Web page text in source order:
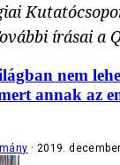
írásai a
nem
annak az
2019. december